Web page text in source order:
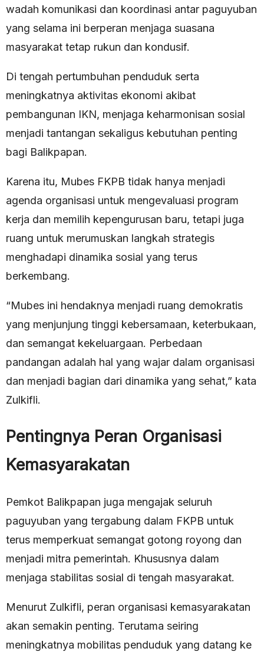
wadah komunikasi dan koordinasi antar paguyuban
yang selama ini berperan menjaga suasana
masyarakat tetap rukun dan kondusif.
Di tengah pertumbuhan penduduk serta
meningkatnya aktivitas ekonomi akibat
pembangunan IKN, menjaga keharmonisan sosial
menjadi tantangan sekaligus kebutuhan penting
bagi Balikpapan.
Karena itu, Mubes FKPB tidak hanya menjadi
agenda organisasi untuk mengevaluasi program
kerja dan memilih kepengurusan baru, tetapi juga
ruang untuk merumuskan langkah strategis
menghadapi dinamika sosial yang terus
berkembang.
“Mubes ini hendaknya menjadi ruang demokratis
yang menjunjung tinggi kebersamaan, keterbukaan,
dan semangat kekeluargaan. Perbedaan
pandangan adalah hal yang wajar dalam organisasi
dan menjadi bagian dari dinamika yang sehat,” kata
Zulkifli.
Pentingnya Peran Organisasi
Kemasyarakatan
Pemkot Balikpapan juga mengajak seluruh
paguyuban yang tergabung dalam FKPB untuk
terus memperkuat semangat gotong royong dan
menjadi mitra pemerintah. Khususnya dalam
menjaga stabilitas sosial di tengah masyarakat.
Menurut Zulkifli, peran organisasi kemasyarakatan
akan semakin penting. Terutama seiring
meningkatnya mobilitas penduduk yang datang ke